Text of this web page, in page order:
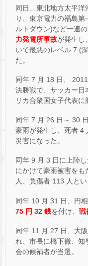
同日、東北地方太平洋
り、東京電力の福島
ルトダウン)など一連
力発電所事故が発生し
いて最悪のレベル 7 (
た。
同年 7 月 18 日、
決勝戦で、サッカー日
リカ合衆国女子代表に
同年 7 月 26 日～ 30
豪雨が発生し、死者 4
災害になった。
同年 9 月 3 日に上陸し
にかけて豪雨被害を
人、負傷者 113 人とい
同年 10 月 31 日、円
75 円 32 銭を付け、 戦
同年 11 月 27 日、大
れ、市長に橋下徹、
会の候補者が当選。